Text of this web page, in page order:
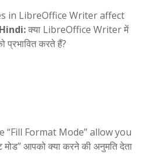
in LibreOffice Writer affect
Hindi:क्या LibreOffice Writer में
करते हैं?
“Fill Format Mode” allow you
मोड” आपको क्या करने की अनुमति देता